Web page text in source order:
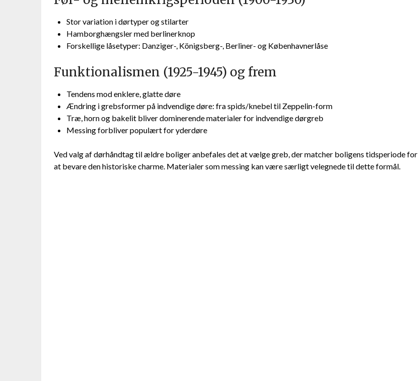
Stor variation i dørtyper og stilarter
Hamborghængsler med berlinerknop
Forskellige låsetyper: Danziger-, Königsberg-, Berliner- og Københavnerlåse
Funktionalismen (1925-1945) og frem
Tendens mod enklere, glatte døre
Ændring i grebsformer på indvendige døre: fra spids/knebel til Zeppelin-form
Træ, horn og bakelit bliver dominerende materialer for indvendige dørgreb
Messing forbliver populært for yderdøre
Ved valg af dørhåndtag til ældre boliger anbefales det at vælge greb, der matcher boligens tidsperiode for
at bevare den historiske charme. Materialer som messing kan være særligt velegnede til dette formål.